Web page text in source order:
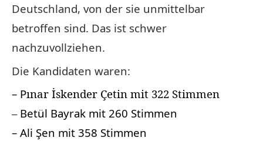
Deutschland, von der sie unmittelbar
betroffen sind. Das ist schwer
nachzuvollziehen.
Die Kandidaten waren:
– Pınar İskender Çetin mit 322 Stimmen
– Betül Bayrak mit 260 Stimmen
– Ali Şen mit 358 Stimmen